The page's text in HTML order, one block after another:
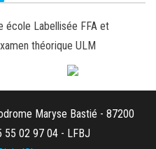
école Labellisée FFA et
théorique ULM
Maryse Bastié - 87200
55 02 97 04 - LFBJ